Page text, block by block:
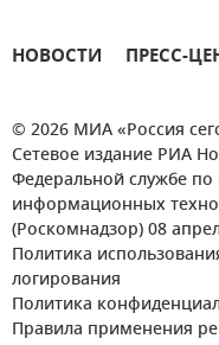
НОВОСТИ ПРЕСС-
© 2026 МИА «Россия
Сетевое издание РИА
Федеральной службе по
информационных
(Роскомнадзор) 08
Политика
логирования
Политика
Правила применения